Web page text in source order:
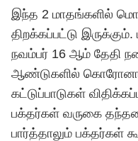
இந்த 2 மாதங்களில்
திறக்கப்பட்டு
நவம்பர் 16 ஆம் தேதி
ஆண்டுகளில்
கட்டுப்பாடுகள்
பக்தர்கள் வருகை
பார்த்தாலும் பக்தர்கள்